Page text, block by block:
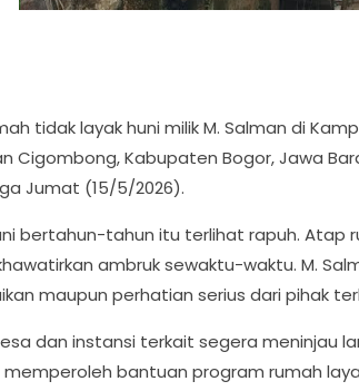
tidak layak huni milik M. Salman di
Cigombong, Kabupaten Bogor, Jawa
Jumat (15/5/2026).
bertahun-tahun itu terlihat rapuh. Atap
ambruk sewaktu-waktu. M.
maupun perhatian serius dari pihak
dan instansi terkait segera meninjau
bantuan program rumah